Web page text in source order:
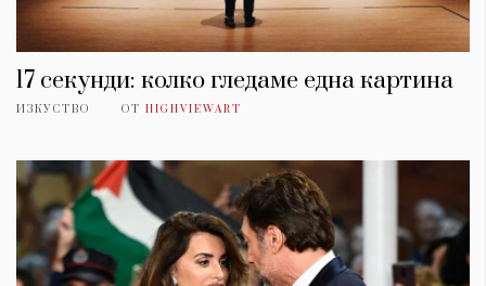
17 секунди: колко гледаме една картина
ИЗКУСТВО ОТ HIGHVIEWART